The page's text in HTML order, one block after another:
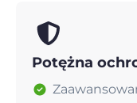
Potężna